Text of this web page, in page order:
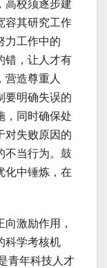
高校须逐步建
容其研究工作
力工作中的
错，让人才有
营造尊重人
要明确失误的
，同时确保处
对失败原因的
不当行为。鼓
化中锤炼，在
激励作用，
科学考核机
青年科技人才